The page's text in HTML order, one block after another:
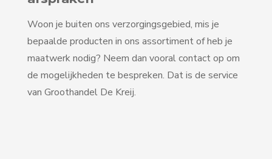
Woon je buiten ons verzorgingsgebied, mis je
bepaalde producten in ons assortiment of heb je
maatwerk nodig? Neem dan vooral contact op om
de mogelijkheden te bespreken. Dat is de service
van Groothandel De Kreij.